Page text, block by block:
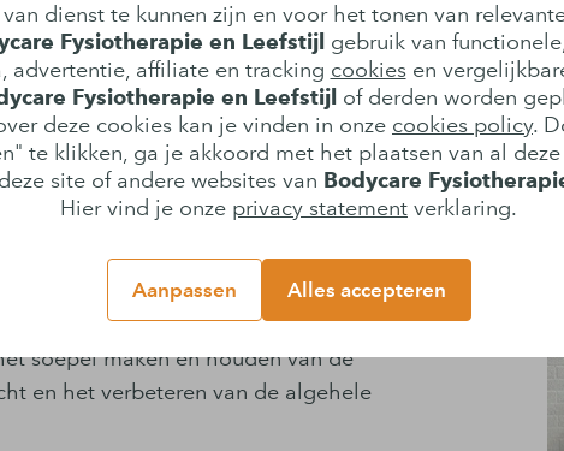
dienst te kunnen zijn en voor het tonen van
Fysiotherapie en Leefstijl gebruik van
advertentie, affiliate en tracking cookiesen
Fysiotherapie en Leefstijl of derden worden
deze cookies kan je vinden in onze cookies policy.
te klikken, ga je akkoord met het plaatsen van al
site of andere websites van Bodycare
Hier vind je onze privacy statement verklaring.
Aanpassen Alles accepteren
genezing. Wel zijn er medicijnen die
over reuma is dat reuma alleen
onjuist; Reuma treft mensen in alle
bestreden worden met medicijnen die je
kan de fysiotherapeut jou
bewegingsbeperkingen die je ervaart.
soepel maken en houden van de
en het verbeteren van de algehele